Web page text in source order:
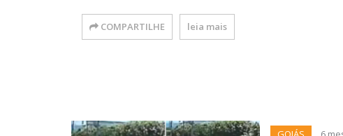
COMPARTILHE leia mais